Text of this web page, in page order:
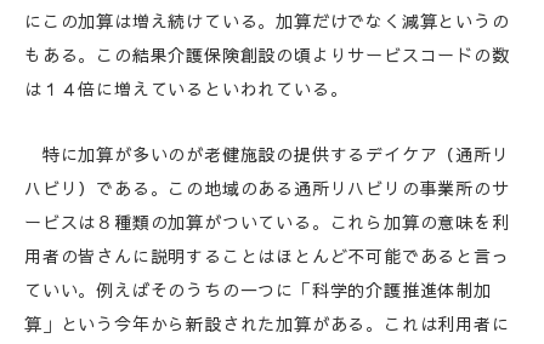
にこの加算は増え続けている。加算だけでなく減算というの
もある。この結果介護保険創設の頃よりサービスコードの数
は１４倍に増えているといわれている。
特に加算が多いのが老健施設の提供するデイケア（通所リ
ハビリ）である。この地域のある通所リハビリの事業所のサ
ービスは８種類の加算がついている。これら加算の意味を利
用者の皆さんに説明することはほとんど不可能であると言っ
ていい。例えばそのうちの一つに「科学的介護推進体制加
算」という今年から新設された加算がある。これは利用者に